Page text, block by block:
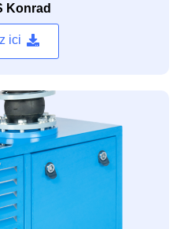
Konrad
ici